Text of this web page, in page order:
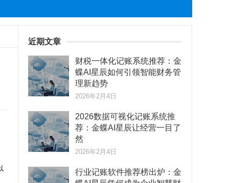
近期文章
财税一体化记账系统推荐：金
蝶AI星辰如何引领智能财务管
理新趋势
2026年2月4日
2026数据可视化记账系统推
荐：金蝶AI星辰让经营一目了
然
2026年2月4日
行业记账软件推荐榜出炉：金